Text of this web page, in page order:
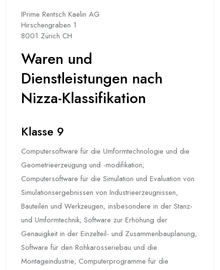
IPrime Rentsch Kaelin AG
Hirschengraben 1
8001 Zürich CH
Waren und
Dienstleistungen nach
Nizza-Klassifikation
Klasse 9
Computersoftware für die Umformtechnologie und die
Geometrieerzeugung und -modifikation;
Computersoftware für die Simulation und Evaluation von
Simulationsergebnissen von Industrieerzeugnissen,
Bauteilen und Werkzeugen, insbesondere in der Stanz-
und Umformtechnik; Software zur Erhöhung der
Genauigkeit in der Einzelteil- und Zusammenbauplanung;
Software für den Rohkarosseriebau und die
Montageindustrie; Computerprogramme für die